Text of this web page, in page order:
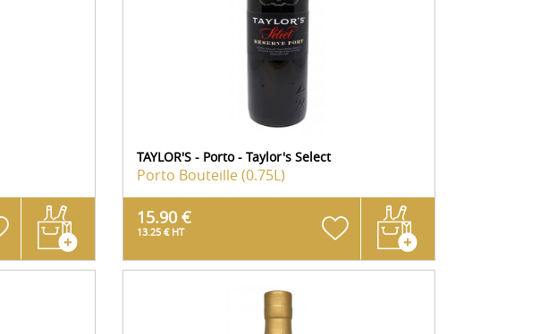
TAYLOR'S - Porto - Taylor's Select
Porto Bouteille (0.75L)
15.90 €
13.25 € HT